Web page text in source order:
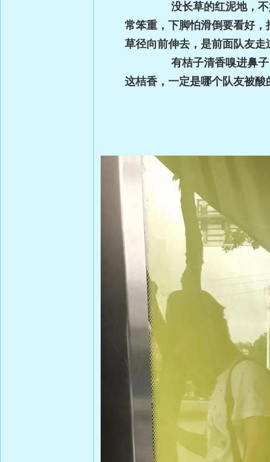
没长草的红泥地，不好走
常笨重，下脚怕滑倒要看好
草径向前伸去，是前面队友走
有桔子清香嗅进鼻子，看
这桔香，一定是哪个队友被酸